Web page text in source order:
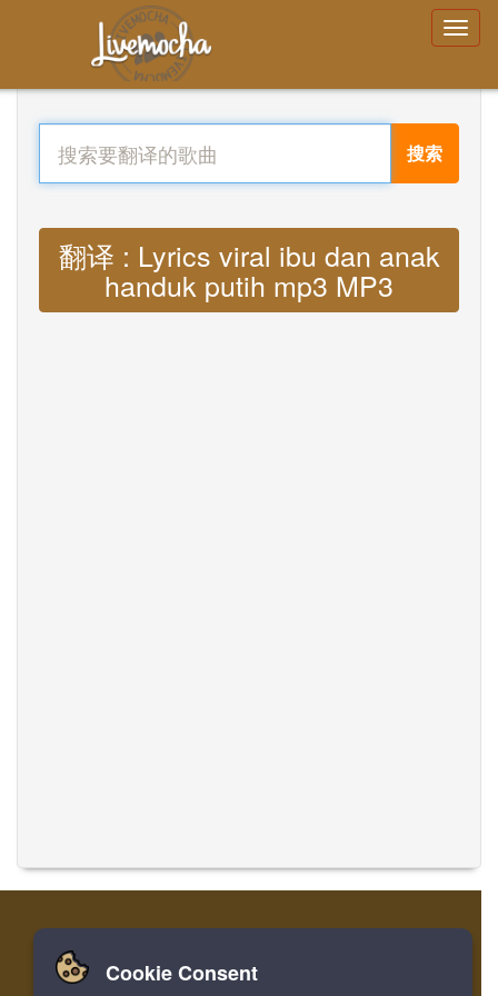
搜索
翻译 : Lyrics viral ibu dan anak
handuk putih mp3 MP3
家 登录 寄存器
Cookie Consent